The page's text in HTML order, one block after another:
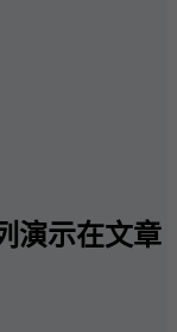
演示在文章